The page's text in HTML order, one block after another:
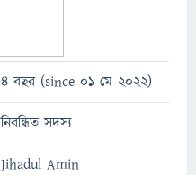
4 বছর (since 01 মে 2022)
নিবন্ধিত সদস্য
Jihadul Amin